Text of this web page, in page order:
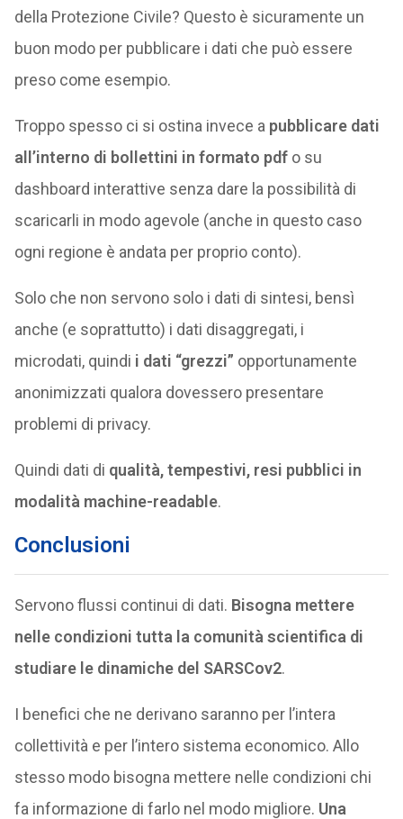
della Protezione Civile? Questo è sicuramente un
buon modo per pubblicare i dati che può essere
preso come esempio.
Troppo spesso ci si ostina invece a pubblicare dati
all’interno di bollettini in formato pdfo su
dashboard interattive senza dare la possibilità di
scaricarli in modo agevole (anche in questo caso
ogni regione è andata per proprio conto).
Solo che non servono solo i dati di sintesi, bensì
anche (e soprattutto) i dati disaggregati, i
microdati, quindi i dati “grezzi” opportunamente
anonimizzati qualora dovessero presentare
problemi di privacy.
Quindi dati di qualità, tempestivi, resi pubblici in
modalità machine-readable.
Conclusioni
Servono flussi continui di dati. Bisogna mettere
nelle condizioni tutta la comunità scientifica di
studiare le dinamiche del SARSCov2.
I benefici che ne derivano saranno per l’intera
collettività e per l’intero sistema economico. Allo
stesso modo bisogna mettere nelle condizioni chi
fa informazione di farlo nel modo migliore. Una